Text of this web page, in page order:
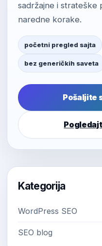
sadržajne i strateške
naredne korake.
početni pregled sajta
bez generičkih saveta
Pošaljite
Kategorija
WordPress SEO
SEO blog